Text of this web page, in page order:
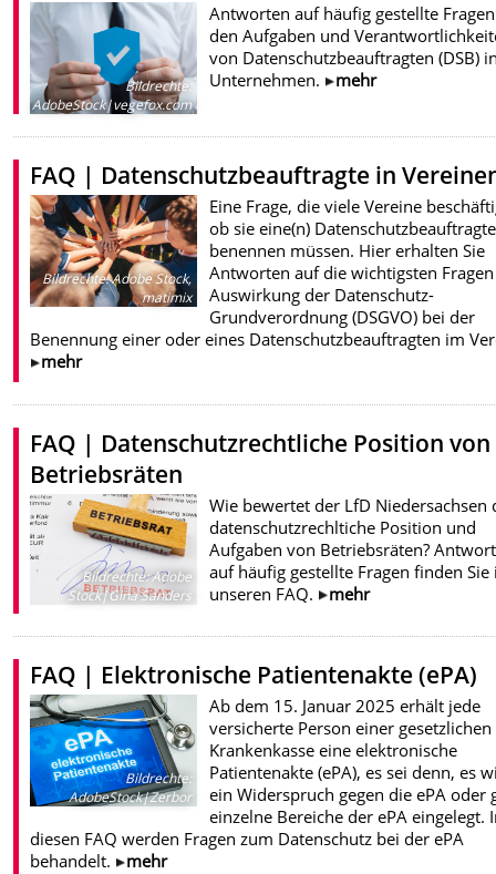
Bildrechte:
AdobeStock|vegefox.com
Antworten auf häufig gestellte
den Aufgaben und
von Datenschutzbeauftragten (DSB)
Unternehmen.
mehr
FAQ | Datenschutzbeauftragte in
Bildrechte:Adobe Stock,
matimix
Eine Frage, die viele Vereine
ob sie eine(n)
benennen müssen. Hier erhalten Sie
Antworten auf die wichtigsten
Auswirkung der Datenschutz-
Grundverordnung (DSGVO) bei der
Benennung einer oder eines Datenschutzbeauftragten im
mehr
FAQ | Datenschutzrechtliche Position von
Betriebsräten
Bildrechte:Adobe
Stock|Gina Sanders
Wie bewertet der LfD Niedersachsen
datenschutzrechltiche Position und
Aufgaben von Betriebsräten?
auf häufig gestellte Fragen finden Sie
unseren FAQ.
mehr
FAQ | Elektronische Patientenakte (ePA)
Bildrechte:
AdobeStock|Zerbor
Ab dem 15. Januar 2025 erhält jede
versicherte Person einer gesetzlichen
Krankenkasse eine elektronische
Patientenakte (ePA), es sei denn, es
ein Widerspruch gegen die ePA oder
einzelne Bereiche der ePA eingelegt.
diesen FAQ werden Fragen zum Datenschutz bei der ePA
behandelt.
mehr